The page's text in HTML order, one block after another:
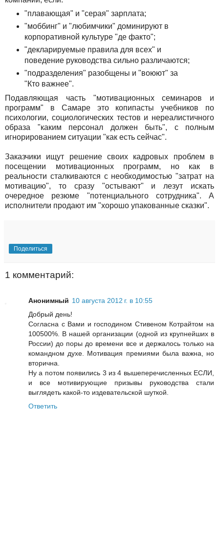
"плавающая" и "серая" зарплата;
"моббинг" и "любимчики" доминируют в
корпоративной культуре "де факто";
"декларируемые правила для всех" и
поведение руководства сильно различаются;
"подразделения" разобщены и "воюют" за
"Кто важнее".
Подавляющая часть "мотивационных семинаров и
программ" в Самаре это копипасты учебников по
психологии, социологических тестов и нереалистичного
образа "каким персонал должен быть", с полным
игнорированием ситуации "как есть сейчас".
Заказчики ищут решение своих кадровых проблем в
посещении мотивационных программ, но как в
реальности сталкиваются с необходимостью "затрат на
мотивацию", то сразу "остывают" и лезут искать
очередное резюме "потенциального сотрудника". А
исполнители продают им "хорошо упакованные сказки".
Поделиться
1 комментарий:
Анонимный 10 августа 2012 г. в 10:55
Добрый день!
Согласна с Вами и господином Стивеном Котрайтом на
100500%. В нашей организации (одной из крупнейших в
России) до поры до времени все и держалось только на
командном духе. Мотивация премиями была важна, но
вторична.
Ну а потом появились 3 из 4 вышеперечисленных ЕСЛИ,
и все мотивирующие призывы руководства стали
выглядеть какой-то издевательской шуткой.
Ответить